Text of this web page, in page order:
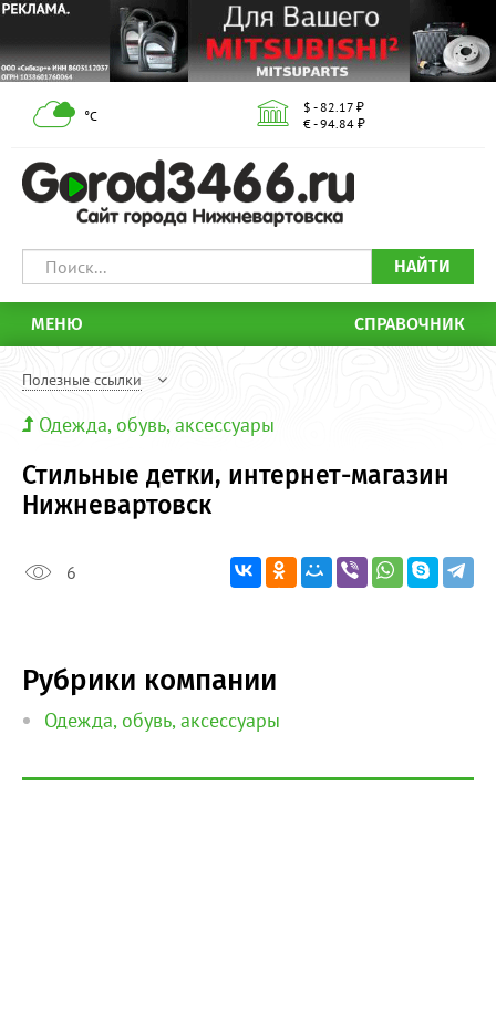
°С
$ - 82.17 ₽
€ - 94.84 ₽
НАЙТИ
МЕНЮ СПРАВОЧНИК
Полезные ссылки
Одежда, обувь, аксессуары
Стильные детки, интернет-магазин
Нижневартовск
6
Рубрики компании
Одежда, обувь, аксессуары